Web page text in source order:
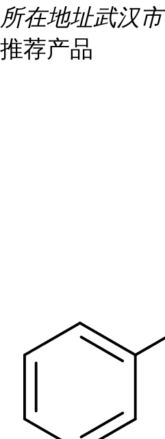
所在地址武汉市
推荐产品